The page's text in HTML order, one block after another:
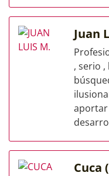
Juan
, serio
aportar
Cuca